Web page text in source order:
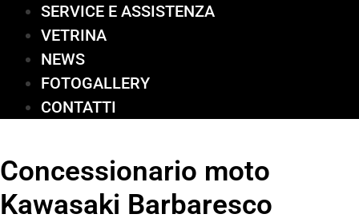
SERVICE E ASSISTENZA
VETRINA
NEWS
FOTOGALLERY
CONTATTI
Concessionario moto
Kawasaki Barbaresco